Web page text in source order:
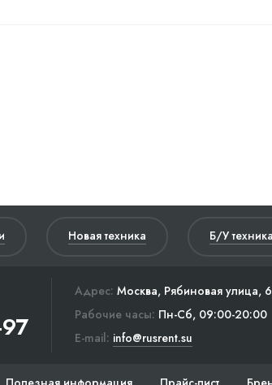
Новая техника Б/У техника
Адрес: Москва, Рябиновая улица,
Рабочие часы: Пн-Сб, 09:00-20:00
E-mail: info@rusrent.su